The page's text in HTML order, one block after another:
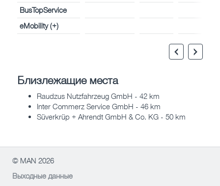
BusTopService
eMobility (+)
Близлежащие места
Raudzus Nutzfahrzeug GmbH - 42 km
Inter Commerz Service GmbH - 46 km
Süverkrüp + Ahrendt GmbH & Co. KG - 50 km
© MAN 2026
Выходные данные